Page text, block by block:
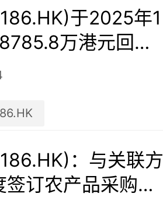
于2025年1
万港元回购2
：与关联方
订农产品采购框